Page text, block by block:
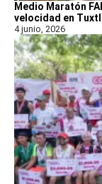
Medio Maratón
velocidad en
4 junio, 2026